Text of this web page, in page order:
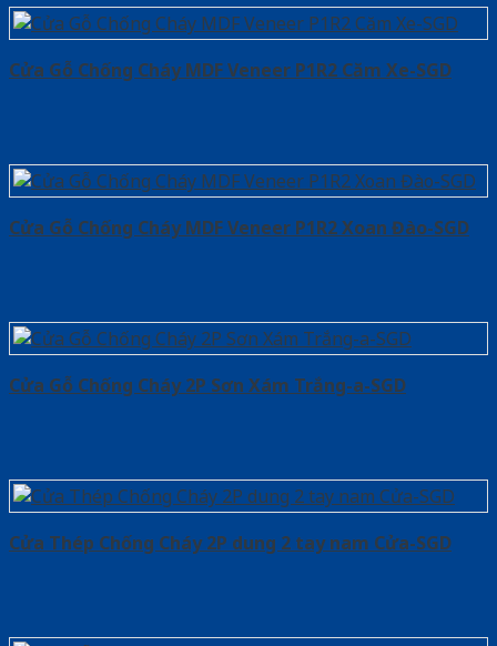
Cửa Gỗ Chống Cháy MDF Veneer P1R2 Căm Xe-SGD
Cửa Gỗ Chống Cháy MDF Veneer P1R2 Xoan Đào-SGD
Cửa Gỗ Chống Cháy 2P Sơn Xám Trắng-a-SGD
Cửa Thép Chống Cháy 2P dung 2 tay nam Cửa-SGD